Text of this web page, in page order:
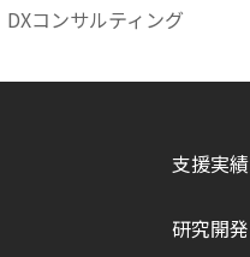
DXコンサルティング
支援実績
研究開発